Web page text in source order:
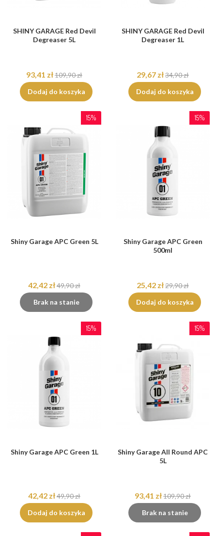
SHINY GARAGE Red Devil
Degreaser 5L
93,41 zł109,90 zł
Dodaj do koszyka
SHINY GARAGE Red Devil
Degreaser 1L
29,67 zł34,90 zł
Dodaj do koszyka
15%
Shiny Garage APC Green 5L
42,42 zł49,90 zł
Brak na stanie
15%
Shiny Garage APC Green
500ml
25,42 zł29,90 zł
Dodaj do koszyka
15%
Shiny Garage APC Green 1L
42,42 zł49,90 zł
Dodaj do koszyka
15%
Shiny Garage All Round APC
5L
93,41 zł109,90 zł
Brak na stanie